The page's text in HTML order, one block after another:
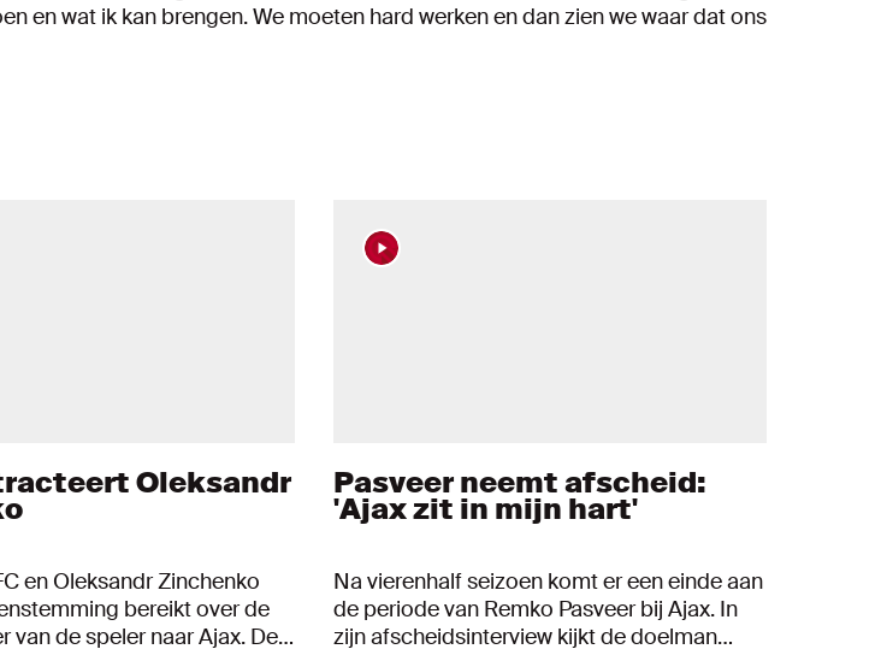
en wat ik kan brengen. We moeten hard werken en dan zien we waar dat ons
Oleksandr
en Oleksandr Zinchenko
bereikt over de
van de speler naar Ajax. De
Pasveer neemt afscheid:
'Ajax zit in mijn hart'
Na vierenhalf seizoen komt er een einde aan
de periode van Remko Pasveer bij Ajax. In
zijn afscheidsinterview kijkt de doelman